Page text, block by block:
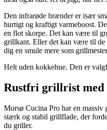
Den infrarøde brænder er især
hurtigt og kraftigt varmeboost.
en flot skorpe. Det kan være til
grillkant. Eller det kan være til
dig en smule mere som
Helt uden kokkehue. Den er
Rustfri grillrist med
Morsø Cucina Pro har en
stærk og stabil grillflade, der
du griller.